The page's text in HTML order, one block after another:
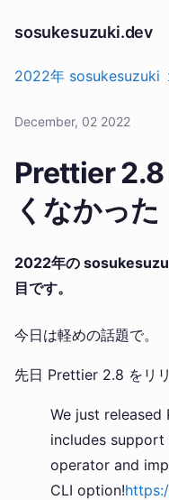
sosukesuzuki.dev
2022年 sosukesuzuki
December, 02 2022
Prettier 2.8
くなかった
2022年の
目です。
今日は軽めの話題で。
先日 Prettier 2.8 をリ
We just released
includes
operator and
CLI option!